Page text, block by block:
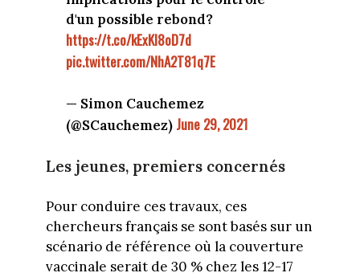
d'un possible rebond?
https://t.co/kExKl8oD7d
pic.twitter.com/NhA2T81q7E
— Simon Cauchemez
(@SCauchemez) June 29, 2021
Les jeunes, premiers concernés
Pour conduire ces travaux, ces
chercheurs français se sont basés sur un
scénario de référence où la couverture
vaccinale serait de 30 % chez les 12-17